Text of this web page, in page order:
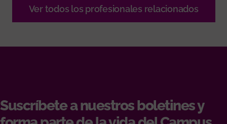
Ver todos los profesionales relacionados
Suscríbete a nuestros boletines y